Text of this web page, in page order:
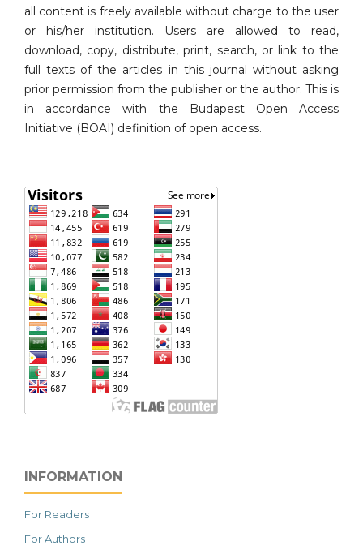
all content is freely available without charge to the user
or his/her institution. Users are allowed to read,
download, copy, distribute, print, search, or link to the
full texts of the articles in this journal without asking
prior permission from the publisher or the author. This is
in accordance with the Budapest Open Access
Initiative (BOAI) definition of open access.
INFORMATION
For Readers
For Authors